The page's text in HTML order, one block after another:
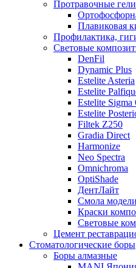
Протравочные гели
Плавиковая
Профилактика,
Световые
DenFil
Dynamic Plus
Estelite Asteria
Estelite
Estelite Sigma
Estelite
Filtek Z250
Gradia Direct
Harmonize
Neo Spectra
Omnichroma
OptiShade
ДентЛайт
Смола
Краски
Световые
Цемент
Стоматологические боры
Боры алмазные